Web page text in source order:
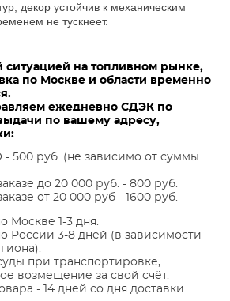
декор устойчив к механическим
не тускнеет.
ситуацией на топливном рынке,
по Москве и области временно
ежедневно СДЭК по
по вашему адресу,
500 руб. (не зависимо от суммы
до 20 000 руб. - 800 руб.
от 20 000 руб - 1600 руб.
Москве 1-3 дня.
России 3-8 дней (в зависимости
при транспортировке,
возмещение за свой счёт.
- 14 дней со дня доставки.